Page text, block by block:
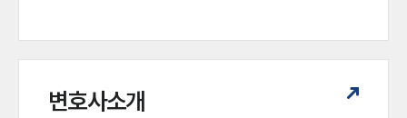
변호사소개